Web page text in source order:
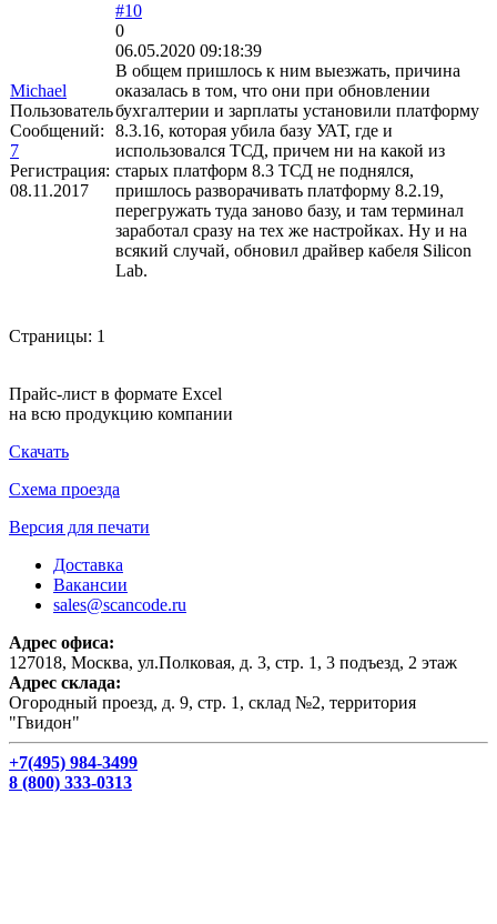
Michael
Пользователь
Сообщений:
7
Регистрация:
08.11.2017
#10
0
06.05.2020 09:18:39
В общем пришлось к ним выезжать, причина
оказалась в том, что они при обновлении
бухгалтерии и зарплаты установили платформу
8.3.16, которая убила базу УАТ, где и
использовался ТСД, причем ни на какой из
старых платформ 8.3 ТСД не поднялся,
пришлось разворачивать платформу 8.2.19,
перегружать туда заново базу, и там терминал
заработал сразу на тех же настройках. Ну и на
всякий случай, обновил драйвер кабеля Silicon
Lab.
Страницы: 1
Прайс-лист в формате Excel
на всю продукцию компании
Скачать
Схема проезда
Версия для печати
Доставка
Вакансии
sales@scancode.ru
Адрес офиса:
127018, Москва, ул.Полковая, д. 3, стр. 1, 3 подъезд, 2 этаж
Адрес склада:
Огородный проезд, д. 9, стр. 1, склад №2, территория
"Гвидон"
+7(495) 984-3499
8 (800) 333-0313